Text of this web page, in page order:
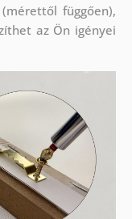
függően),
az Ön igényei